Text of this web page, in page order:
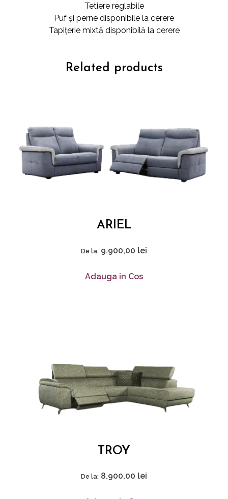
Tetiere reglabile
Puf și perne disponibile la cerere
Tapițerie mixtă disponibilă la cerere
Related products
ARIEL
De la: 9.900,00 lei
Adauga in Cos
TROY
De la: 8.900,00 lei